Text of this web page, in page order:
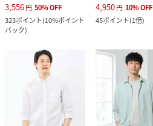
3,556円 50%OFF
323ポイント(10%ポイント
バック)
4,950円 10%OFF
45ポイント(1倍)